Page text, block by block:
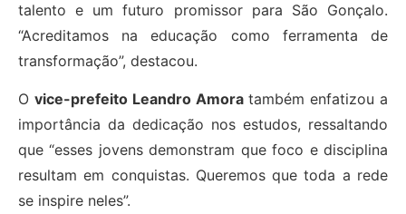
talento e um futuro promissor para São Gonçalo.
“Acreditamos na educação como ferramenta de
transformação”, destacou.
O vice-prefeito Leandro Amoratambém enfatizou a
importância da dedicação nos estudos, ressaltando
que “esses jovens demonstram que foco e disciplina
resultam em conquistas. Queremos que toda a rede
se inspire neles”.